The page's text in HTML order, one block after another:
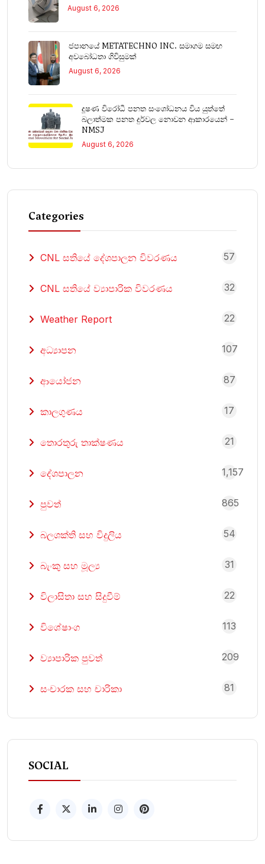
August 6, 2026
ජපානයේ METATECHNO INC. සමාගම සමඟ
අවබෝධතා ගිවිසුමක්
August 6, 2026
දූෂණ විරෝධී පනත සංශෝධනය විය යුත්තේ
බලාත්මක පනත දුර්වල නොවන ආකාරයෙන් –
NMSJ
August 6, 2026
Categories
CNL සතියේ දේශපාලන විවරණය 57
CNL සතියේ ව්‍යාපාරික විවරණය 32
Weather Report 22
අධ්‍යාපන 107
ආයෝජන 87
කාලගුණය 17
තොරතුරු තාක්ෂණය 21
දේශපාලන 1,157
පුවත් 865
බලශක්ති සහ විදුලිය 54
බැංකු සහ මූල්‍ය 31
විලාසිතා සහ සිදුවීම් 22
විශේෂාංග 113
ව්‍යාපාරික පුවත් 209
සංචාරක සහ චාරිකා 81
SOCIAL